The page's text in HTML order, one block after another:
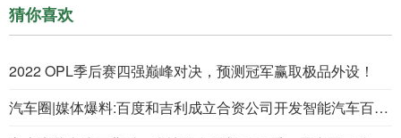
猜你喜欢
2022 OPL季后赛四强巅峰对决，预测冠军赢取极品外设！
汽车圈|媒体爆料:百度和吉利成立合资公司开发智能汽车百度持有多数股权